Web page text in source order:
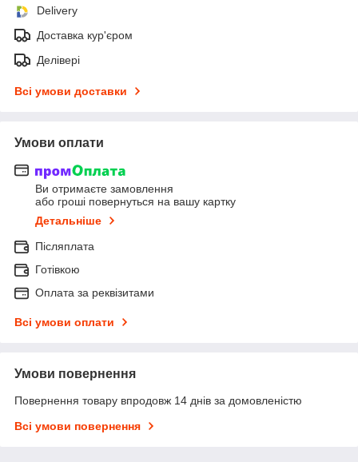
Delivery
Доставка кур'єром
Делівері
Всі умови доставки
Умови оплати
Ви отримаєте замовлення
або гроші повернуться на вашу картку
Детальніше
Післяплата
Готівкою
Оплата за реквізитами
Всі умови оплати
Умови повернення
Повернення товару впродовж 14 днів за домовленістю
Всі умови повернення